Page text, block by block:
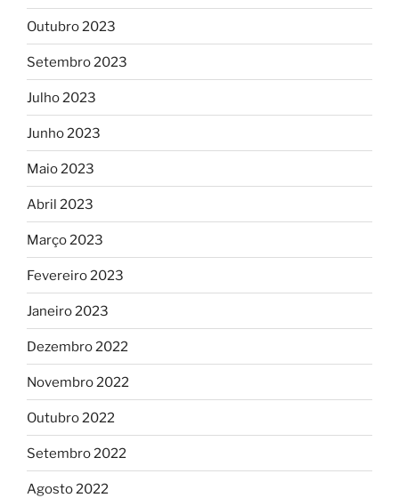
Outubro 2023
Setembro 2023
Julho 2023
Junho 2023
Maio 2023
Abril 2023
Março 2023
Fevereiro 2023
Janeiro 2023
Dezembro 2022
Novembro 2022
Outubro 2022
Setembro 2022
Agosto 2022